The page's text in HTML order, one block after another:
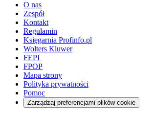
O nas
Zespół
Kontakt
Regulamin
Księgarnia Profinfo.pl
Wolters Kluwer
FEPI
FPOP
Mapa strony
Polityka prywatności
Pomoc
Zarządzaj preferencjami plików cookie